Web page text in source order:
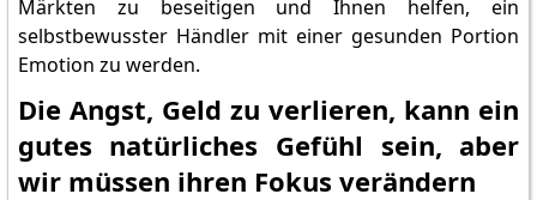
Märkten zu beseitigen und Ihnen helfen, ein
selbstbewusster Händler mit einer gesunden Portion
Emotion zu werden.
Die Angst, Geld zu verlieren, kann ein
gutes natürliches Gefühl sein, aber
wir müssen ihren Fokus verändern